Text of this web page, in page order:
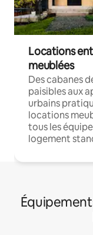
Locations
meublées
Des cabanes
paisibles aux
urbains
locations
tous les
logement